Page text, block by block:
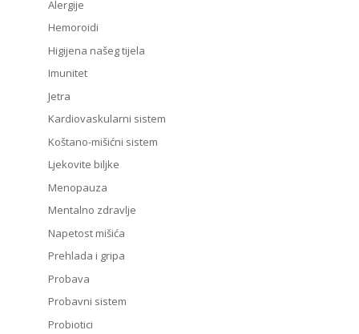
Alergije
Hemoroidi
Higijena našeg tijela
Imunitet
Jetra
Kardiovaskularni sistem
Koštano-mišićni sistem
Ljekovite biljke
Menopauza
Mentalno zdravlje
Napetost mišića
Prehlada i gripa
Probava
Probavni sistem
Probiotici